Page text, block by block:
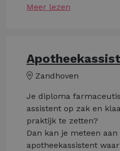
Meer lezen
Zandhoven
Je diploma
assistent op zak en
praktijk te zetten?
Dan kan je meteen aan
apotheekassistent